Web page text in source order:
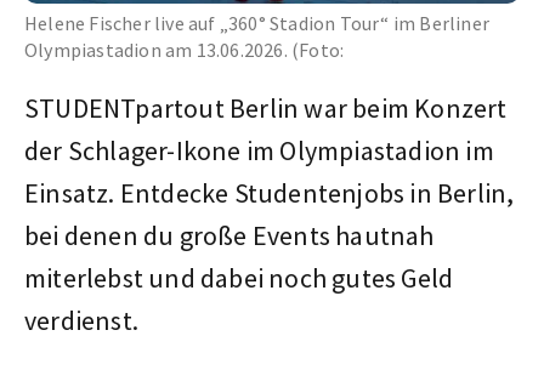
Helene Fischer live auf „360° Stadion Tour“ im Berliner
Olympiastadion am 13.06.2026. (Foto:
STUDENTpartout Berlin war beim Konzert
der Schlager-Ikone im Olympiastadion im
Einsatz. Entdecke Studentenjobs in Berlin,
bei denen du große Events hautnah
miterlebst und dabei noch gutes Geld
verdienst.